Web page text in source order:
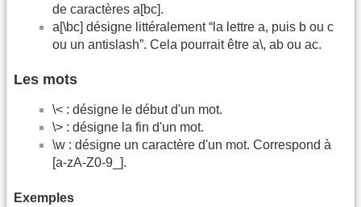
de caractères a[bc].
a[\bc] désigne littéralement “la lettre a, puis b ou c
ou un antislash”. Cela pourrait être a\, ab ou ac.
Les mots
\< : désigne le début d'un mot.
\> : désigne la fin d'un mot.
\w : désigne un caractère d'un mot. Correspond à
[a-zA-Z0-9_].
Exemples